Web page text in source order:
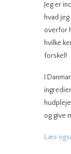
Jeg er
hvad
overfor
hvilke
forskel!
I
og give
Læs